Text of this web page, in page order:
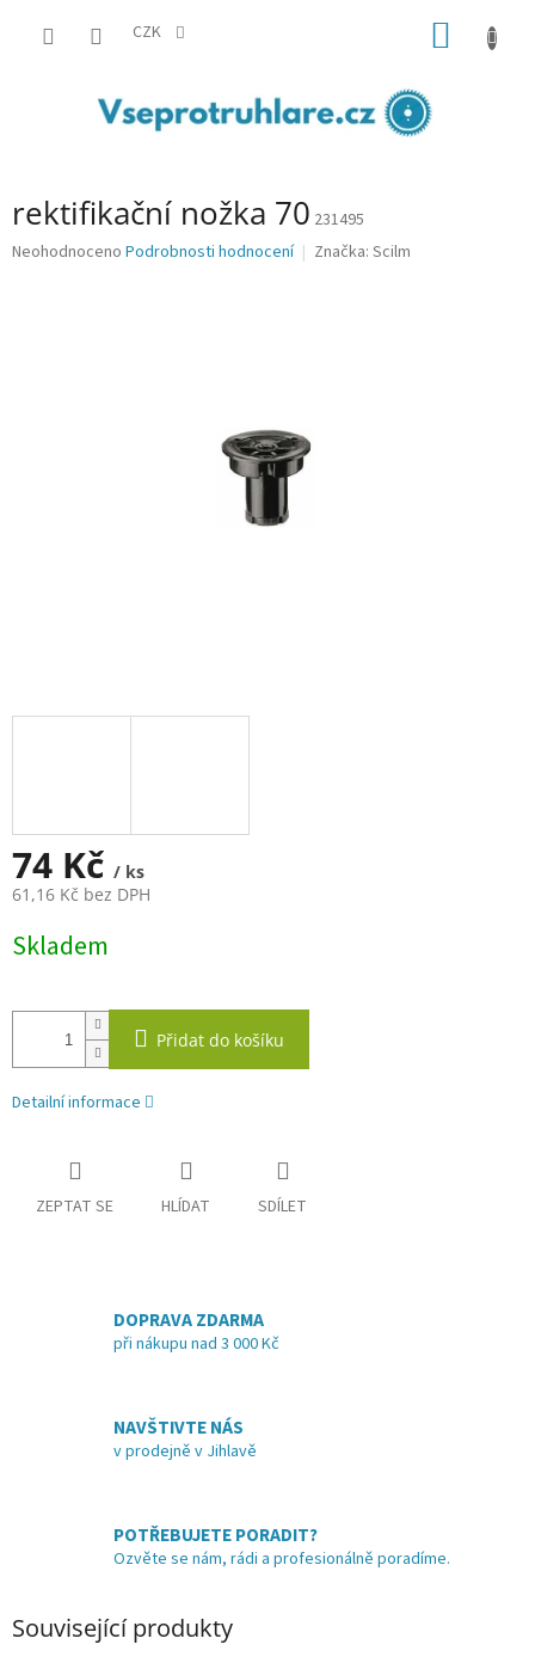
CZK
rektifikační nožka 70 231495
Průměrné
Neohodnoceno Podrobnosti hodnocení Značka: Scilm
74 Kč / ks
61,16 Kč bez DPH
cena:
Skladem
Přidat do košíku
Detailní informace
ZEPTAT SE HLÍDAT SDÍLET
DOPRAVA ZDARMA
při nákupu nad 3 000 Kč
NAVŠTIVTE NÁS
v prodejně v Jihlavě
POTŘEBUJETE PORADIT?
Ozvěte se nám, rádi a profesionálně poradíme.
Související produkty